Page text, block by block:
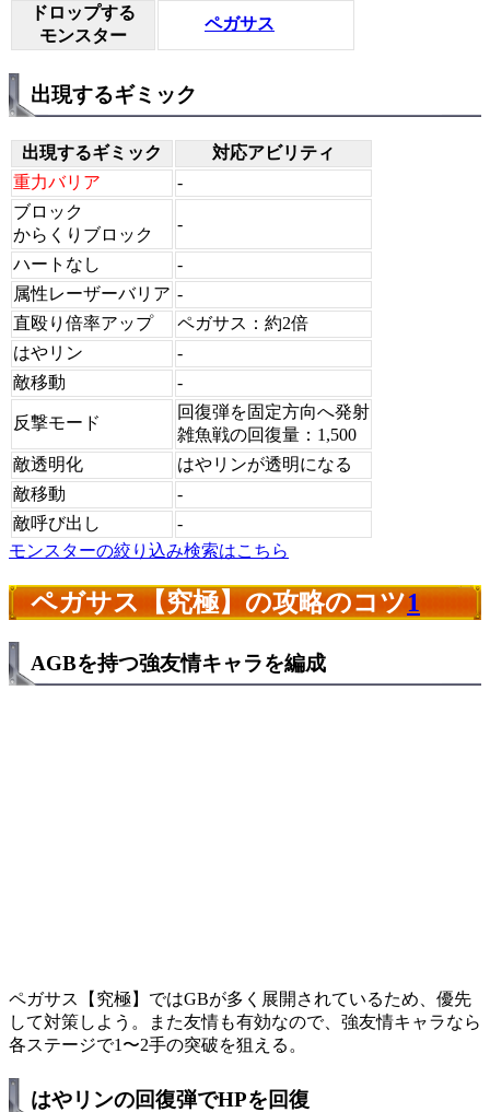
ドロップする
モンスター
ペガサス
出現するギミック
出現するギミック
対応アビリティ
重力バリア
-
ブロック
からくりブロック
-
ハートなし
-
属性レーザーバリア -
直殴り倍率アップ
ペガサス：約2倍
はやリン
-
敵移動
-
反撃モード
回復弾を固定方向へ発射
雑魚戦の回復量：1,500
敵透明化
はやリンが透明になる
敵移動
-
敵呼び出し
-
モンスターの絞り込み検索はこちら
ペガサス【究極】の攻略のコツ1
AGBを持つ強友情キャラを編成
ペガサス【究極】ではGBが多く展開されているため、優先
して対策しよう。また友情も有効なので、強友情キャラなら
各ステージで1〜2手の突破を狙える。
はやリンの回復弾でHPを回復